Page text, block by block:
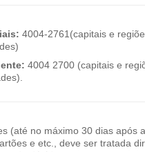
4004-2761(capitais e
4004 2700 (capitais e
(até no máximo 30 dias após
e etc., deve ser tratada